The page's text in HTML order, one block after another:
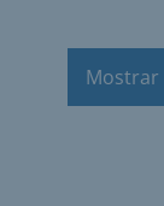
Mostrar